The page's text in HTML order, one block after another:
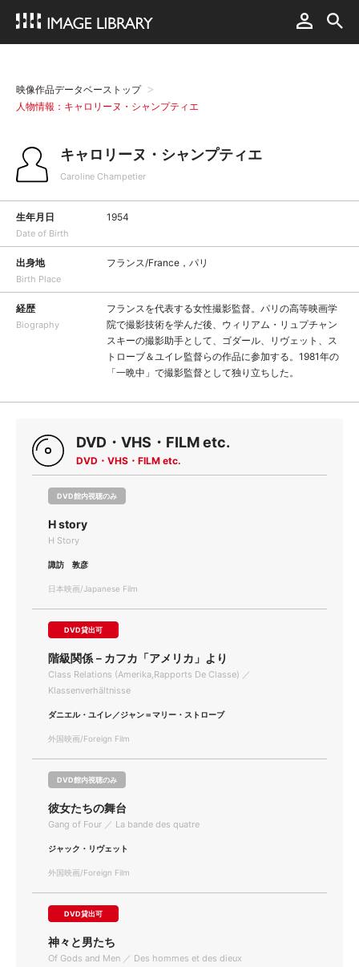
映像作品データベーストップ
人物情報：キャロリーヌ・シャンプティエ
キャロリーヌ・シャンプティエ
Caroline Champetier
生年月日
Date of Birth
1954
出身地
Birth Place
フランス/France，パリ
経歴
Biography
フランスを代表する女性撮影監督。パリの高等映画学
院で撮影技術を学んだ後、ウィリアム・リュプチャン
スキーの撮影助手として、ゴダール、リヴェット、ス
トローブ＆ユイレ監督らの作品に参加する。1981年の
「一晩中」で撮影監督として独り立ちした。
DVD・VHS・FILM etc.
DVD・VHS・FILM etc.
DVD館内視聴のみ
H story
H Story
諏訪 敦彦
日本映画/Japanese Film
DVD貸出可
階級関係－カフカ「アメリカ」より
Class Relations (Amerika,Rapports De Classe) ／
Klassenverhältnisse
ダニエル・ユイレ／ジャン＝マリー・ストローブ
外国映画/Foreign Film
DVD館内視聴のみ
彼女たちの舞台
Gang of Four ／ La bande des quatre
ジャック・リヴェット
外国映画/Foreign Film
DVD貸出可
神々と男たち
Of Gods and Men ／ Des hommes et des dieux